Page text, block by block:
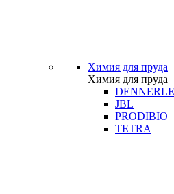
Химия для пруда
Химия для пруда
DENNERLE
JBL
PRODIBIO
TETRA